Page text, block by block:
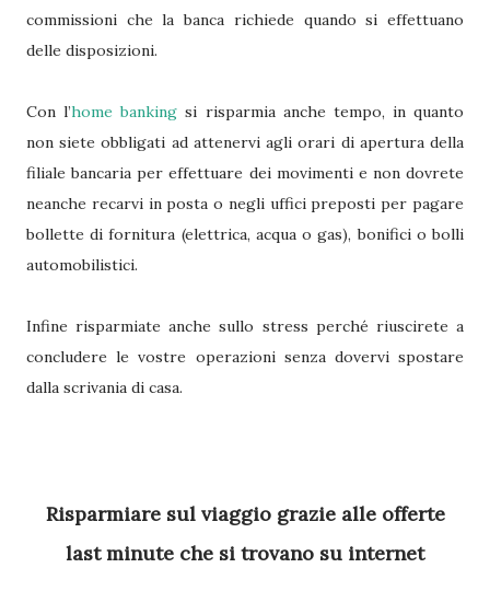
commissioni che la banca richiede quando si effettuano
delle disposizioni.
Con l’home banking si risparmia anche tempo, in quanto
non siete obbligati ad attenervi agli orari di apertura della
filiale bancaria per effettuare dei movimenti e non dovrete
neanche recarvi in posta o negli uffici preposti per pagare
bollette di fornitura (elettrica, acqua o gas), bonifici o bolli
automobilistici.
Infine risparmiate anche sullo stress perché riuscirete a
concludere le vostre operazioni senza dovervi spostare
dalla scrivania di casa.
Risparmiare sul viaggio grazie alle offerte
last minute che si trovano su internet